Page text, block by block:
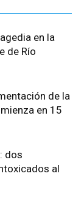
en la
de Río
de la
en 15
dos
al